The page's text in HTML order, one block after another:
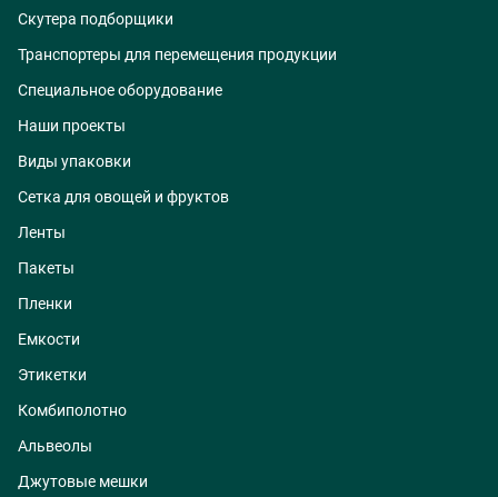
Скутера подборщики
Транспортеры для перемещения продукции
Специальное оборудование
Наши проекты
Виды упаковки
Сетка для овощей и фруктов
Ленты
Пакеты
Пленки
Емкости
Этикетки
Комбиполотно
Альвеолы
Джутовые мешки